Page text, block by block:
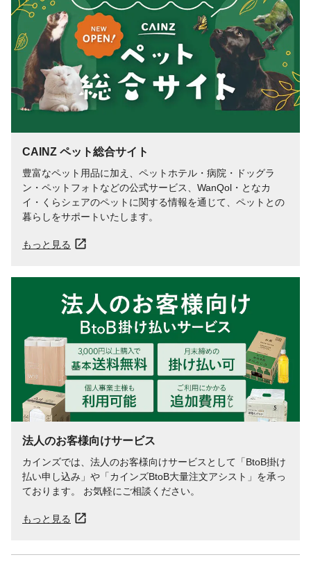
保存方法
直射日光、高温多湿をさけ涼しい場所に保
管してください。
CAINZ ペット総合サイト
豊富なペット用品に加え、ペットホテル・病院・ドッグラ
ン・ペットフォトなどの公式サービス、WanQol・となカ
イ・くらシェアのペットに関する情報を通じて、ペットとの
暮らしをサポートいたします。
もっと見る
法人のお客様向けサービス
カインズでは、法人のお客様向けサービスとして「BtoB掛け
払い申し込み」や「カインズBtoB大量注文アシスト」を承っ
ております。 お気軽にご相談ください。
もっと見る